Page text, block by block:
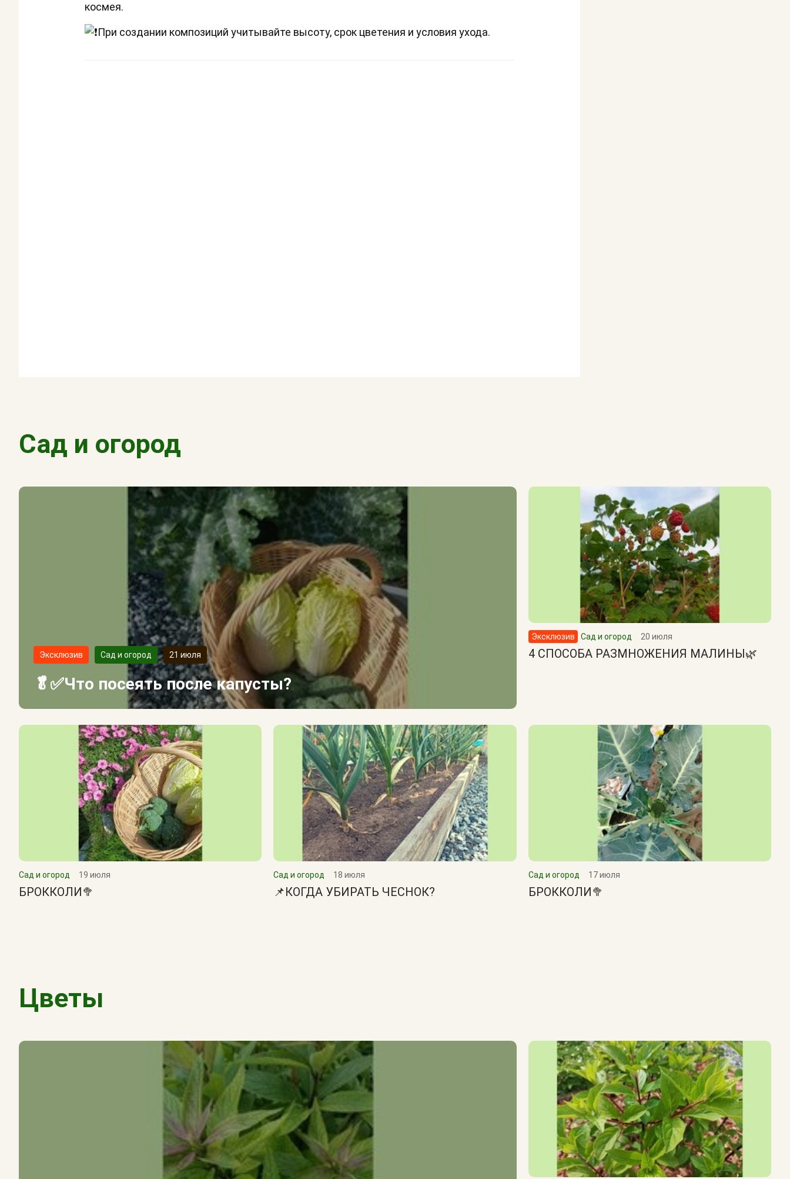
космея.
При создании композиций учитывайте высоту, срок цветения и условия ухода.
Сад и огород
Эксклюзив Сад и огород 21 июля
🥬✅Что посеять после капусты?
Эксклюзив Сад и огород 20 июля
4 СПОСОБА РАЗМНОЖЕНИЯ МАЛИНЫ🌿
Сад и огород 19 июля
БРОККОЛИ🥦
Сад и огород 18 июля
📌КОГДА УБИРАТЬ ЧЕСНОК?
Сад и огород 17 июля
БРОККОЛИ🥦
Цветы